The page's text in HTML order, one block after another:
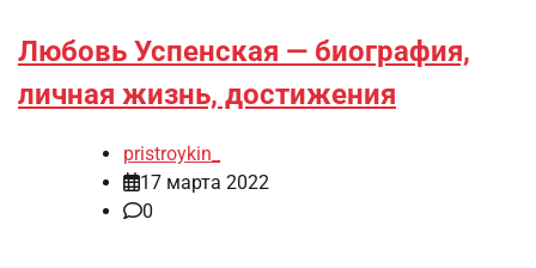
Любовь Успенская — биография,
личная жизнь, достижения
pristroykin_
17 марта 2022
0